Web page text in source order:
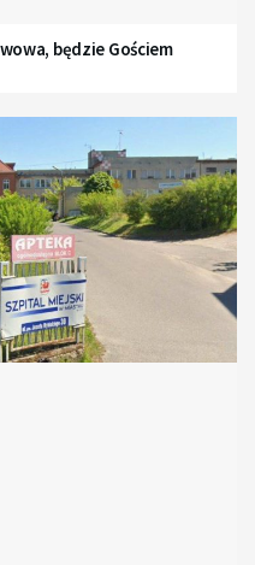
będzie Gościem